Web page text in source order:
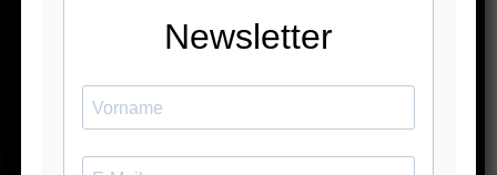
so wollte (was sie in unserem Gespräch
gesagt hat) und das war auch richtig so.
Laila kam mit 10 Wochen zu uns hat sich sehr
wohl gefühlt, kannte fast jede Ecke in der
Wohnung und jeden weiteren Tag erkenne ich